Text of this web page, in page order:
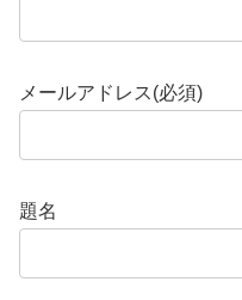
メールアドレス(必須)
題名